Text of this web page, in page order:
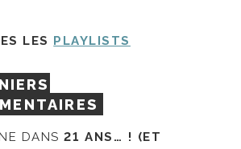
LES PLAYLISTS
DANS21 ANS… ! (ET